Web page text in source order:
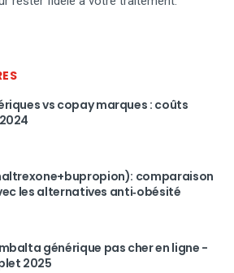
vs copay marques : coûts
comparaison
les alternatives anti‑obésité
générique pas cher en ligne -
2025